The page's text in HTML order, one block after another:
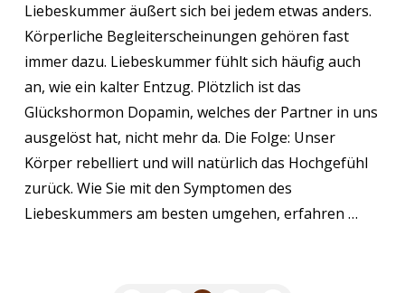
Liebeskummer äußert sich bei jedem etwas anders.
Körperliche Begleiterscheinungen gehören fast
immer dazu. Liebeskummer fühlt sich häufig auch
an, wie ein kalter Entzug. Plötzlich ist das
Glückshormon Dopamin, welches der Partner in uns
ausgelöst hat, nicht mehr da. Die Folge: Unser
Körper rebelliert und will natürlich das Hochgefühl
zurück. Wie Sie mit den Symptomen des
Liebeskummers am besten umgehen, erfahren …